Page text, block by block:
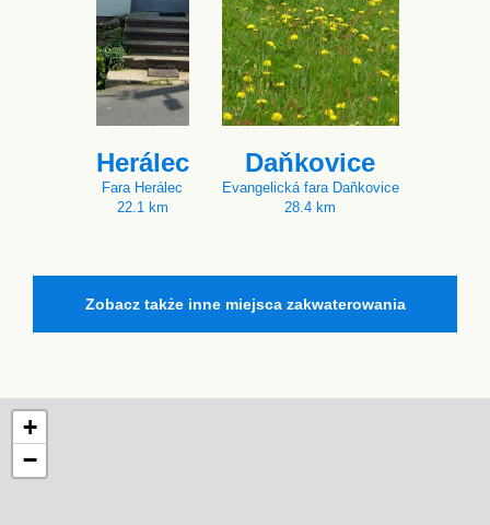
Herálec
Fara Herálec
22.1 km
Daňkovice
Evangelická fara Daňkovice
28.4 km
Zobacz także inne miejsca zakwaterowania
+
−